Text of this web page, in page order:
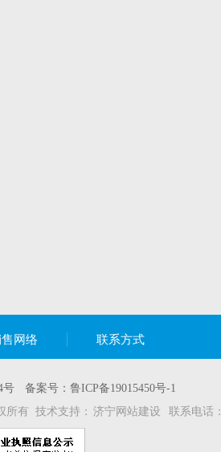
网络 联系方式
号 备案号：鲁ICP备19015450号-1
所有 技术支持：济宁网站建设 联系电话：